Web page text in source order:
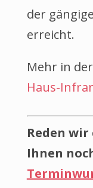
der
erreicht.
Mehr in
Haus-
Reden
Ihnen